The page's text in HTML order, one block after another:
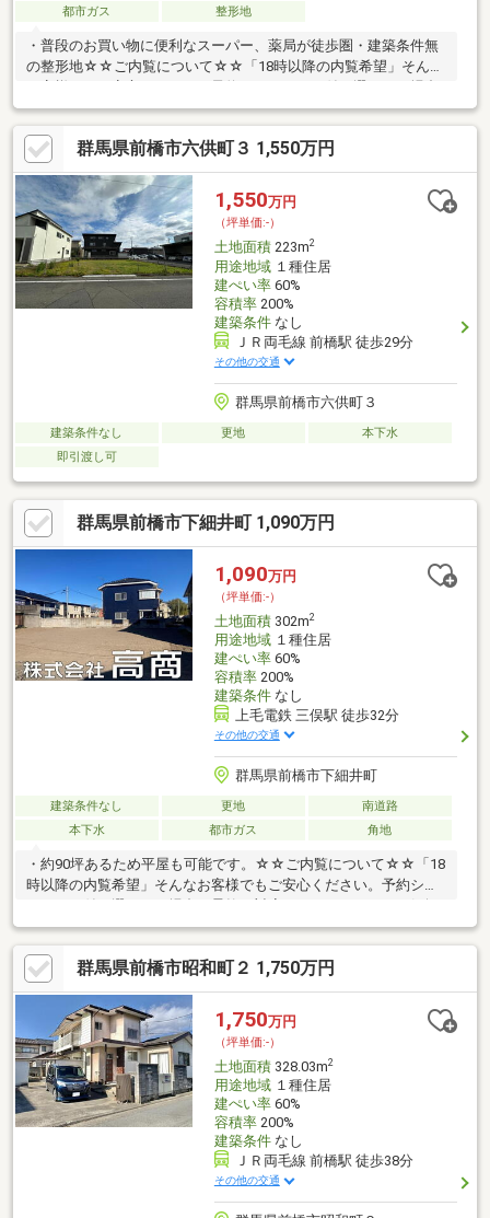
都市ガス
整形地
・普段のお買い物に便利なスーパー、薬局が徒歩圏・建築条件無
の整形地☆☆ご内覧について☆☆「18時以降の内覧希望」そんな
お客様でもご安心ください。予約システムで日付が選べない場合
も柔軟に対応いたします！ぜひお気軽にご相談ください。◆確定
測量渡し◆上水道管13ｍｍ（20ｍｍに変更の場合は南側約10ｍ先
の本管からの引込要）◆私道面積：167㎡（共有持分1/5）◆西側
接道：位置指定道路
群馬県前橋市六供町３ 1,550万円
1,550万円
（坪単価:-）
土地面積223m2
用途地域１種住居
建ぺい率60%
容積率200%
建築条件なし
ＪＲ両毛線 前橋駅 徒歩29分
その他の交通
群馬県前橋市六供町３
建築条件なし 更地
本下水
即引渡し可
群馬県前橋市下細井町 1,090万円
1,090万円
（坪単価:-）
土地面積302m2
用途地域１種住居
建ぺい率60%
容積率200%
建築条件なし
上毛電鉄 三俣駅 徒歩32分
その他の交通
群馬県前橋市下細井町
建築条件なし 更地
南道路
本下水
都市ガス 角地
・約90坪あるため平屋も可能です。☆☆ご内覧について☆☆「18
時以降の内覧希望」そんなお客様でもご安心ください。予約シス
にご相談ください。◆西側接道：3.7ｍ～3.8ｍ◆南側接道：法定
外道路◆景観計画区域
群馬県前橋市昭和町２ 1,750万円
1,750万円
（坪単価:-）
土地面積328.03m2
用途地域１種住居
建ぺい率60%
容積率200%
建築条件なし
ＪＲ両毛線 前橋駅 徒歩38分
その他の交通